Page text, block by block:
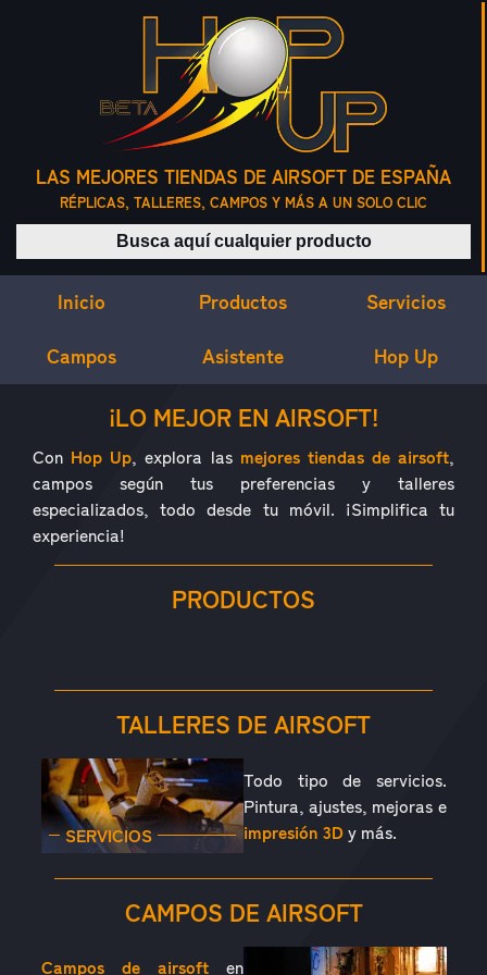
LAS MEJORES TIENDAS DE AIRSOFT DE ESPAÑA
RÉPLICAS, TALLERES, CAMPOS Y MÁS A UN SOLO CLIC
Buscar productos
Inicio Productos Servicios
Campos Asistente Hop Up
¿QUÉ ES HOP UP?¡LO MEJOR EN AIRSOFT!
Con Hop Up, explora las mejores tiendas de airsoft,
campos según tus preferencias y talleres
especializados, todo desde tu móvil. ¡Simplifica tu
experiencia!
PRODUCTOS
ACCESORIOS
TALLERES DE AIRSOFT
SERVICIOS
Todo tipo de servicios.
Pintura, ajustes, mejoras e
impresión 3D y más.
CAMPOS DE AIRSOFT
Campos de airsoften